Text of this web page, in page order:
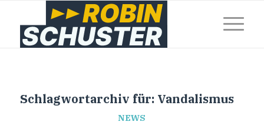
Schlagwortarchiv für: Vandalismus
NEWS